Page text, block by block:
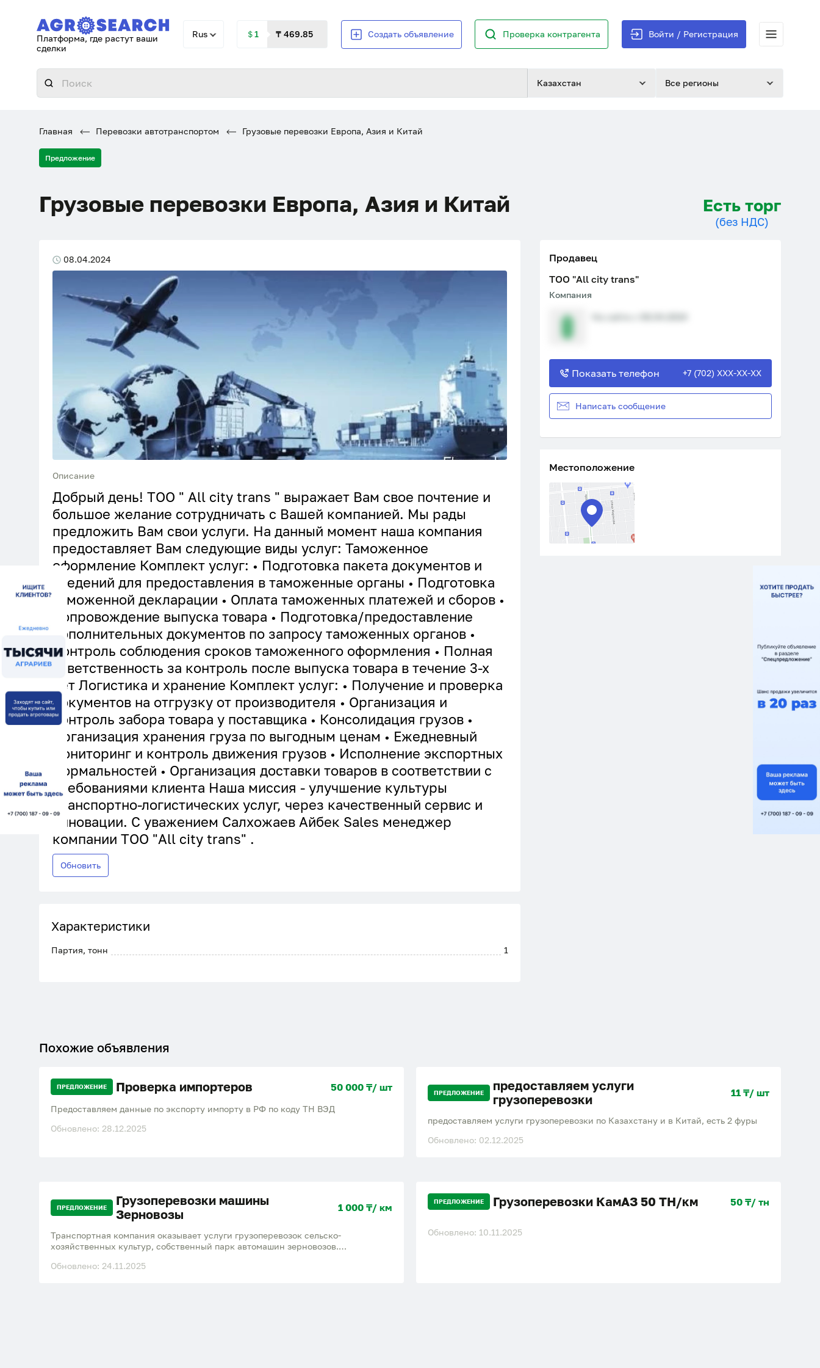
Платформа, где растут ваши
сделки
Rus ＄1 ₸ 469.85 Создать объявление Проверка контрагента Войти / Регистрация
Казахстан Все регионы
Главная Перевозки автотранспортом Грузовые перевозки Европа, Азия и Китай
Предложение
Грузовые перевозки Европа, Азия и Китай Есть торг
(без НДС)
08.04.2024
Описание
Добрый день! ТОО " All city trans " выражает Вам свое почтение и
большое желание сотрудничать с Вашей компанией. Мы рады
предложить Вам свои услуги. На данный момент наша компания
предоставляет Вам следующие виды услуг: Таможенное
оформление Комплект услуг: • Подготовка пакета документов и
сведений для предоставления в таможенные органы • Подготовка
таможенной декларации • Оплата таможенных платежей и сборов •
Сопровождение выпуска товара • Подготовка/предоставление
дополнительных документов по запросу таможенных органов •
Контроль соблюдения сроков таможенного оформления • Полная
ответственность за контроль после выпуска товара в течение 3-х
лет Логистика и хранение Комплект услуг: • Получение и проверка
документов на отгрузку от производителя • Организация и
контроль забора товара у поставщика • Консолидация грузов •
Организация хранения груза по выгодным ценам • Ежедневный
мониторинг и контроль движения грузов • Исполнение экспортных
формальностей • Организация доставки товаров в соответствии с
требованиями клиента Наша миссия - улучшение культуры
транспортно-логистических услуг, через качественный сервис и
инновации. С уважением Салхожаев Айбек Sales менеджер
компании ТОО "All city trans" .
Обновить
Характеристики
Партия, тонн 1
Продавец
ТОО "All city trans"
Компания
Показать телефон +7 (702) XXX-XX-XX
Написать сообщение
Местоположение
Похожие объявления
ПРЕДЛОЖЕНИЕ Проверка импортеров 50 000 ₸/ шт
Предоставляем данные по экспорту импорту в РФ по коду ТН ВЭД
Обновлено: 28.12.2025
ПРЕДЛОЖЕНИЕ
предоставляем услуги
грузоперевозки
11 ₸/ шт
предоставляем услуги грузоперевозки по Казахстану и в Китай, есть 2 фуры
Обновлено: 02.12.2025
ПРЕДЛОЖЕНИЕ
Грузоперевозки машины
Зерновозы
1 000 ₸/ км
Транспортная компания оказывает услуги грузоперевозок сельско-
хозяйственных культур, собственный парк автомашин зерновозов.
Обновлено: 24.11.2025
ПРЕДЛОЖЕНИЕ Грузоперевозки КамАЗ 50 ТН/км 50 ₸/ тн
Обновлено: 10.11.2025